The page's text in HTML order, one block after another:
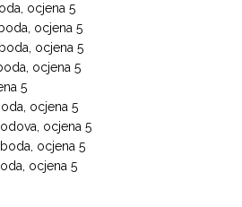
ocjena 5
ocjena 5
ocjena 5
ocjena 5
5
ocjena 5
ocjena 5
ocjena 5
ocjena 5